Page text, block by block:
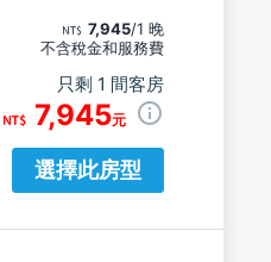
7,945/1 晚
不含稅金和服務費
只剩 1 間客房
7,945元
選擇此房型